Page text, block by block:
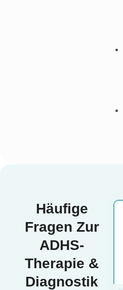
Häufige
Fragen Zur
ADHS-
Therapie &
Diagnostik